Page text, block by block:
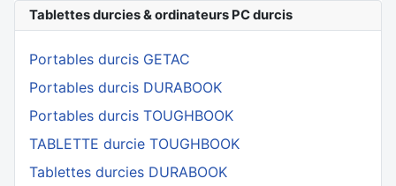
Tablettes durcies & ordinateurs PC durcis
Portables durcis GETAC
Portables durcis DURABOOK
Portables durcis TOUGHBOOK
TABLETTE durcie TOUGHBOOK
Tablettes durcies DURABOOK